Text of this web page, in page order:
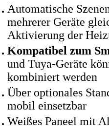
Automatische
mehrerer Geräte
Aktivierung der
Kompatibel zum
und Tuya-Geräte
kombiniert werden
Über optionales
mobil einsetzbar
Weißes Paneel mit